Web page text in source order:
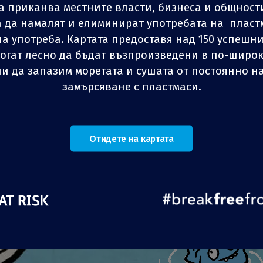
община Тренто, които купуват изпираеми
или повече от децата си на възраст под 30
предоставя 50% възстановяване на
обезщетение до 50 Евро на дете. Към
да се предостави разписка или фактура от
z СПОДЕЛИ 4 СПОДЕЛИ
приканва местните власти, бизнеса и
да намалят и елиминират употребата на
употреба. Картата предоставя над 150
лесно да бъдат възпроизведени в по-
да запазим моретата и сушата от постоянно
замърсяване с пластмаси.
Отидете на картата
z СПОДЕЛИ 4 СПОДЕЛИ